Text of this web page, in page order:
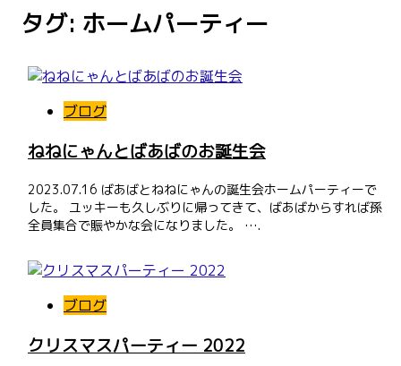
タグ: ホームパーティー
ブログ
ねねにゃんとばあばのお誕生会
2023.07.16 ばあばとねねにゃんの誕生会ホームパーティーで
した。 ユッキーも久しぶりに帰ってきて、ばあばからすれば孫
全員集合で賑やかな会になりました。 ….
ブログ
クリスマスパーティー 2022